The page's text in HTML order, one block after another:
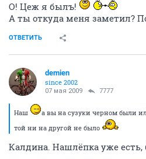
О! Цеж я былъ!
А ты откуда меня заметил?
ОТВЕТИТЬ
demien
since 2002
07 мая 2009 7777
Наш
а вы на сузуки черном были
той ни на другой не было
Калдина. Нашлёпка уже есть,